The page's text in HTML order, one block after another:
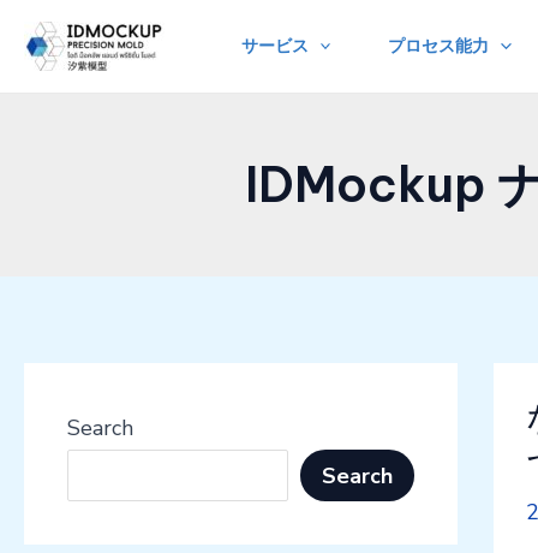
Skip
サービス プロセス能力
IDMockup
Search
Search